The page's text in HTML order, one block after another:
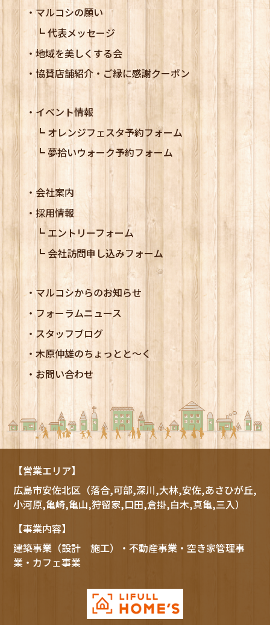
マルコシの願い
代表メッセージ
地域を美しくする会
協賛店舗紹介・ご縁に感謝クーポン
イベント情報
オレンジフェスタ予約フォーム
夢拾いウォーク予約フォーム
会社案内
採用情報
エントリーフォーム
会社訪問申し込みフォーム
マルコシからのお知らせ
フォーラムニュース
スタッフブログ
木原伸雄のちょっとと～く
お問い合わせ
【営業エリア】
広島市安佐北区（落合,可部,深川,大林,安佐,あさひが丘,
小河原,亀崎,亀山,狩留家,口田,倉掛,白木,真亀,三入）
【事業内容】
建築事業（設計 施工）・不動産事業・空き家管理事
業・カフェ事業